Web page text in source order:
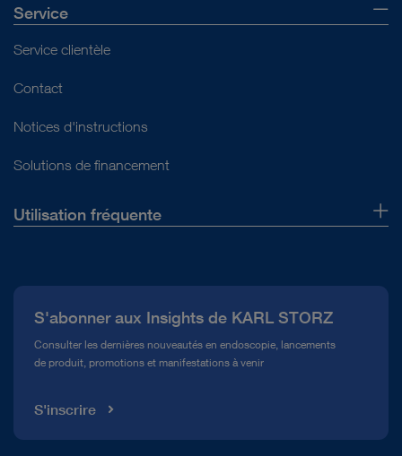
Service
Service clientèle
Contact
Notices d'instructions
Solutions de financement
Utilisation fréquente
Service télé-assistance Conformité
Médiathèque
S'abonner aux Insights de KARL STORZ
Consulter les dernières nouveautés en endoscopie, lancements
de produit, promotions et manifestations à venir
S'inscrire